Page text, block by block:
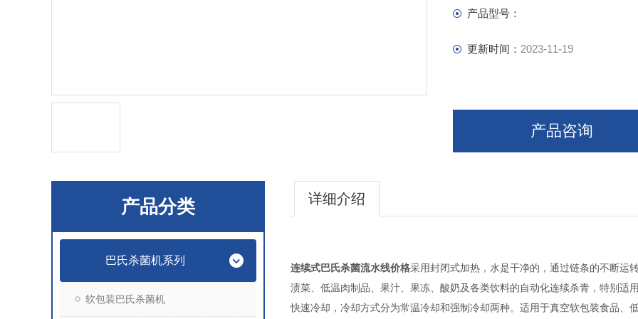
产品型号：
更新时间： 2023-11-19
产品咨询
产品分类
巴氏杀菌机系列
软包装巴氏杀菌机
详细介绍
连续式巴氏杀菌流水线价格采用封闭式加热，水是干净的，通过链条的不断运
渍菜、低温肉制品、果汁、果冻、酸奶及各类饮料的自动化连续杀青，特别适
快速冷却，冷却方式分为常温冷却和强制冷却两种。适用于真空软包装食品、